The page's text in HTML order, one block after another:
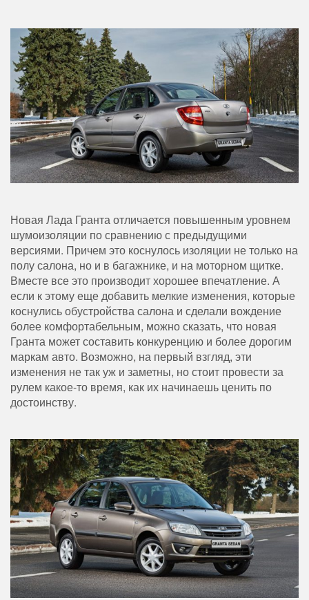
Новая Лада Грантаотличается повышенным уровнем
шумоизоляции по сравнению с предыдущими
версиями. Причем это коснулось изоляции не только на
полу салона, но и в багажнике, и на моторном щитке.
Вместе все это производит хорошее впечатление. А
если к этому еще добавить мелкие изменения, которые
коснулись обустройства салона и сделали вождение
более комфортабельным, можно сказать, что новая
Гранта может составить конкуренцию и более дорогим
маркам авто. Возможно, на первый взгляд, эти
изменения не так уж и заметны, но стоит провести за
рулем какое-то время, как их начинаешь ценить по
достоинству.